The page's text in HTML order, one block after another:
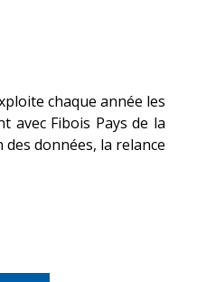
chaque année les
avec Fibois Pays de la
données, la relance